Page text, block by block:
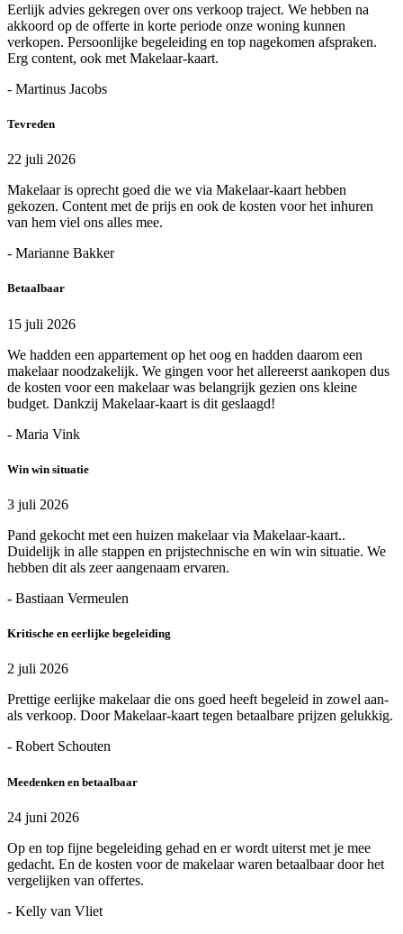
Eerlijk advies gekregen over ons verkoop traject. We hebben na
akkoord op de offerte in korte periode onze woning kunnen
verkopen. Persoonlijke begeleiding en top nagekomen afspraken.
Erg content, ook met Makelaar-kaart.
- Martinus Jacobs
Tevreden
22 juli 2026
Makelaar is oprecht goed die we via Makelaar-kaart hebben
gekozen. Content met de prijs en ook de kosten voor het inhuren
van hem viel ons alles mee.
- Marianne Bakker
Betaalbaar
15 juli 2026
We hadden een appartement op het oog en hadden daarom een
makelaar noodzakelijk. We gingen voor het allereerst aankopen dus
de kosten voor een makelaar was belangrijk gezien ons kleine
budget. Dankzij Makelaar-kaart is dit geslaagd!
- Maria Vink
Win win situatie
3 juli 2026
Pand gekocht met een huizen makelaar via Makelaar-kaart..
Duidelijk in alle stappen en prijstechnische en win win situatie. We
hebben dit als zeer aangenaam ervaren.
- Bastiaan Vermeulen
Kritische en eerlijke begeleiding
2 juli 2026
Prettige eerlijke makelaar die ons goed heeft begeleid in zowel aan-
als verkoop. Door Makelaar-kaart tegen betaalbare prijzen gelukkig.
- Robert Schouten
Meedenken en betaalbaar
24 juni 2026
Op en top fijne begeleiding gehad en er wordt uiterst met je mee
gedacht. En de kosten voor de makelaar waren betaalbaar door het
vergelijken van offertes.
- Kelly van Vliet